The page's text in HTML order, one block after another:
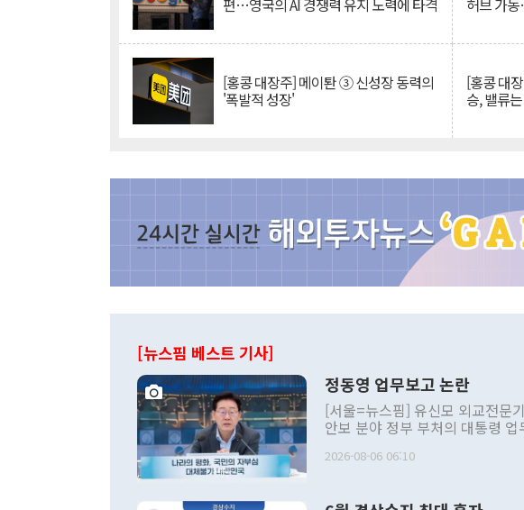
편…영국의 AI 경쟁력 유지 노력에 타격 허브 가
[홍콩 대장주] 메이퇀 ③ 신성장 동력의
'폭발적 성장'
[홍콩 대
승, 밸류
[뉴스핌 베스트 기사]
정동영 업무보고 논란
[서울=뉴스핌] 유신모 외교전문
안보 분야 정부 부처의 대통령
발언 중에는 정부 내 조율을 거치
2026-08-06 06:10